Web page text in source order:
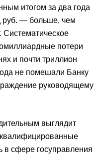
итогом за два года
руб. — больше, чем
Систематическое
потери
и почти триллион
не помешали Банку
руководящему
выглядит
квалифицированные
в сфере госуправления